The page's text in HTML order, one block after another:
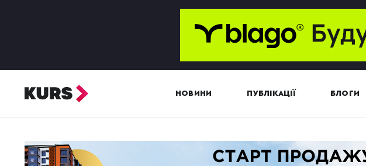
НОВИНИ ПУБЛІКАЦІЇ БЛОГИ